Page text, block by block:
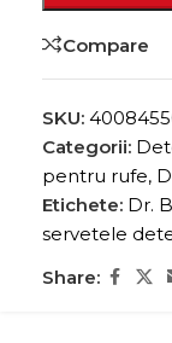
Compare
SKU:
Categorii:
pentru rufe,
Etichete: Dr.
servetele
Share: